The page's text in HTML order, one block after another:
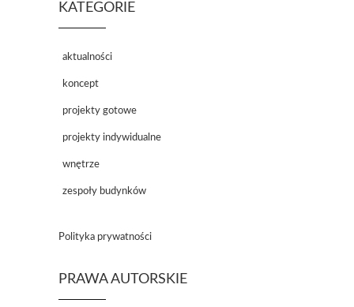
KATEGORIE
aktualności
koncept
projekty gotowe
projekty indywidualne
wnętrze
zespoły budynków
Polityka prywatności
PRAWA AUTORSKIE